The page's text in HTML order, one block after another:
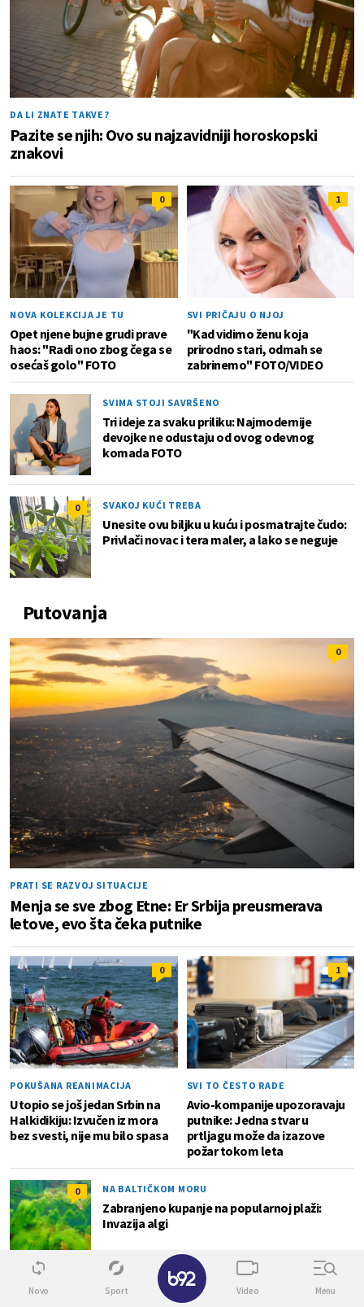
DA LI ZNATE TAKVE?
Pazite se njih: Ovo su najzavidniji horoskopski
znakovi
0
NOVA KOLEKCIJA JE TU
Opet njene bujne grudi prave
haos: "Radi ono zbog čega se
osećaš golo" FOTO
1
SVI PRIČAJU O NJOJ
"Kad vidimo ženu koja
prirodno stari, odmah se
zabrinemo" FOTO/VIDEO
SVIMA STOJI SAVRŠENO
Tri ideje za svaku priliku: Najmodernije
devojke ne odustaju od ovog odevnog
komada FOTO
0 SVAKOJ KUĆI TREBA
Unesite ovu biljku u kuću i posmatrajte čudo:
Privlači novac i tera maler, a lako se neguje
Putovanja
0
PRATI SE RAZVOJ SITUACIJE
Menja se sve zbog Etne: Er Srbija preusmerava
letove, evo šta čeka putnike
0
POKUŠANA REANIMACIJA
Utopio se još jedan Srbin na
Halkidikiju: Izvučen iz mora
bez svesti, nije mu bilo spasa
1
SVI TO ČESTO RADE
Avio-kompanije upozoravaju
putnike: Jedna stvar u
prtljagu može da izazove
požar tokom leta
0 NA BALTIČKOM MORU
Zabranjeno kupanje na popularnoj plaži:
Invazija algi
ZBOG VULKANSKE AKTIVNOSTI
Novo Sport Video Menu
✕